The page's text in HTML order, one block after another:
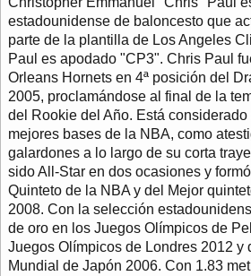
estadounidense de baloncesto que
parte de la plantilla de Los Angeles
Paul es apodado "CP3". Chris Paul
Orleans Hornets en 4ª posición del
2005, proclamándose al final de la
del Rookie del Año. Está
mejores bases de la NBA, como
galardones a lo largo de su corta
sido All-Star en dos ocasiones y
Quinteto de la NBA y del Mejor
2008. Con la selección
de oro en los Juegos Olímpicos de
Juegos Olímpicos de Londres 2012 y
Mundial de Japón 2006. Con 1.83